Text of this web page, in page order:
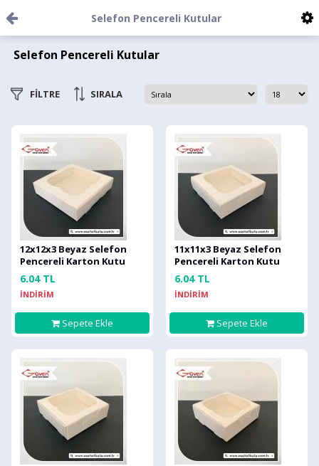
Selefon Pencereli Kutular
Selefon Pencereli Kutular
FİLTRE SIRALA
12x12x3 Beyaz Selefon
Pencereli Karton Kutu
6.04 TL
İNDİRİM
Sepete Ekle
11x11x3 Beyaz Selefon
Pencereli Karton Kutu
6.04 TL
İNDİRİM
Sepete Ekle